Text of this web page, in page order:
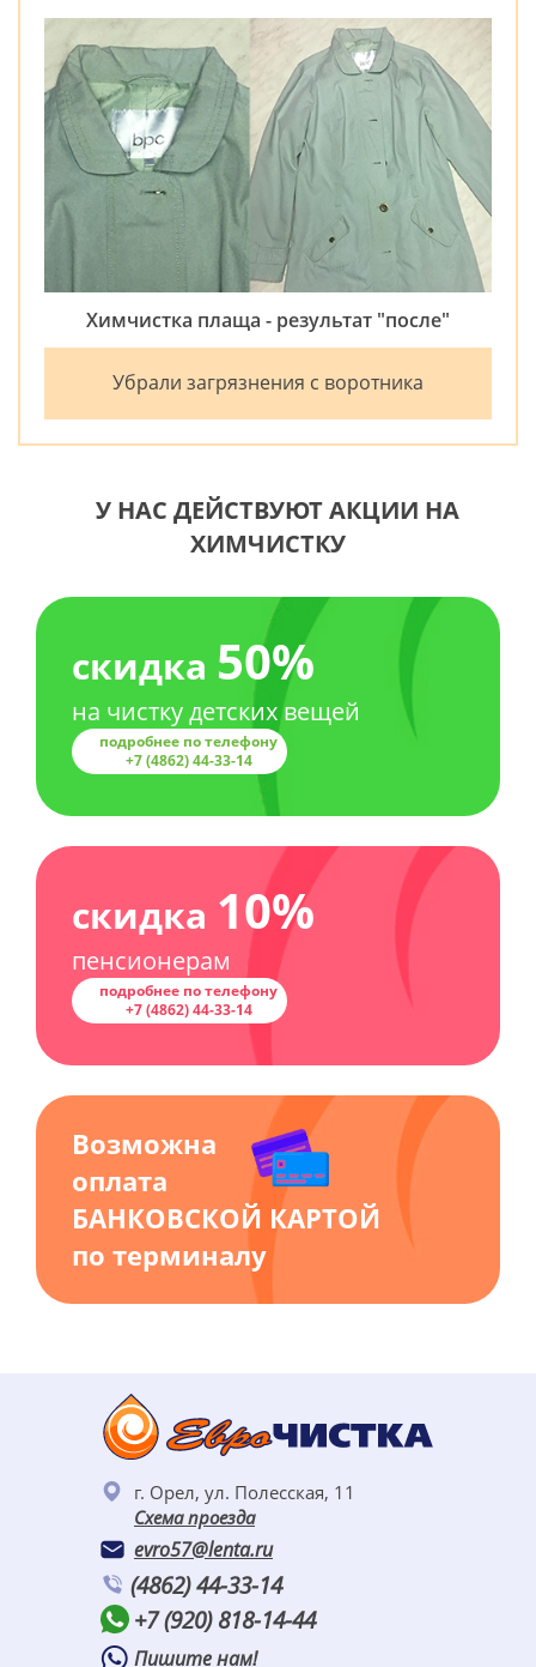
Химчистка плаща - результат "после"
Убрали загрязнения с воротника
У НАС ДЕЙСТВУЮТ АКЦИИ НА
ХИМЧИСТКУ
скидка 50%
на чистку детских вещей
подробнее по телефону
+7 (4862)44-33-14
скидка 10%
пенсионерам
подробнее по телефону
+7 (4862)44-33-14
Возможна
оплата
БАНКОВСКОЙ КАРТОЙ
по терминалу
г. Орел, ул. Полесская, 11
Схема проезда
evro57@lenta.ru
(4862) 44-33-14
+7 (920) 818-14-44
Пишите нам!